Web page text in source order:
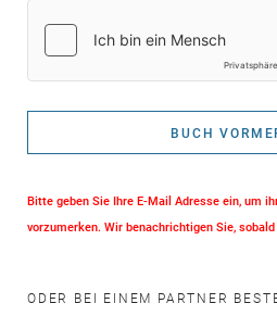
BUCH
Bitte geben Sie Ihre E-Mail Adresse ein, um
vorzumerken. Wir benachrichtigen Sie,
ODER BEI EINEM PARTNER